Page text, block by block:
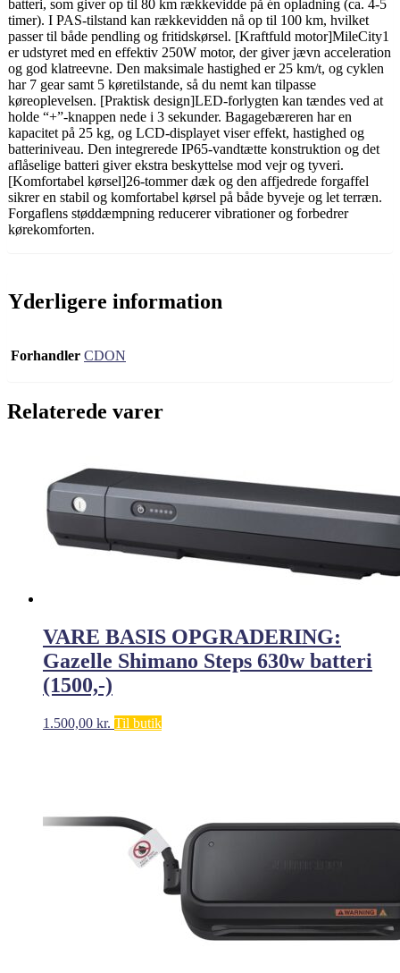
batteri, som giver op til 80 km rækkevidde på én opladning (ca. 4-5
timer). I PAS-tilstand kan rækkevidden nå op til 100 km, hvilket
passer til både pendling og fritidskørsel. [Kraftfuld motor]MileCity1
er udstyret med en effektiv 250W motor, der giver jævn acceleration
og god klatreevne. Den maksimale hastighed er 25 km/t, og cyklen
har 7 gear samt 5 køretilstande, så du nemt kan tilpasse
køreoplevelsen. [Praktisk design]LED-forlygten kan tændes ved at
holde “+”-knappen nede i 3 sekunder. Bagagebæreren har en
kapacitet på 25 kg, og LCD-displayet viser effekt, hastighed og
batteriniveau. Den integrerede IP65-vandtætte konstruktion og det
aflåselige batteri giver ekstra beskyttelse mod vejr og tyveri.
[Komfortabel kørsel]26-tommer dæk og den affjedrede forgaffel
sikrer en stabil og komfortabel kørsel på både byveje og let terræn.
Forgaflens støddæmpning reducerer vibrationer og forbedrer
kørekomforten.
Yderligere information
Forhandler CDON
Relaterede varer
VARE BASIS OPGRADERING:
Gazelle Shimano Steps 630w batteri
(1500,-)
1.500,00 kr. Til butik